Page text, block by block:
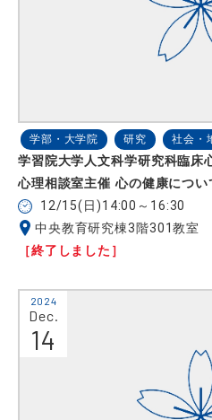
学部・大学院 研究 社会・
学習院大学人文科学研究科臨床
心理相談室主催 心の健康につ
12/15(日)14:00～16:30
中央教育研究棟3階301教室
［終了しました］
2024
Dec.
14